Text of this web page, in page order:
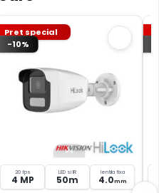
instalarea unui asemenea
dar si audio zona
fiind dotata cu un
identificarea unor
un pericol destul de
Pret special
-10%
20 fps
4 MP
LED si IR
50m
lentila fixa
4.0mm